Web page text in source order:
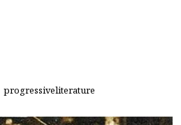
progressiveliterature